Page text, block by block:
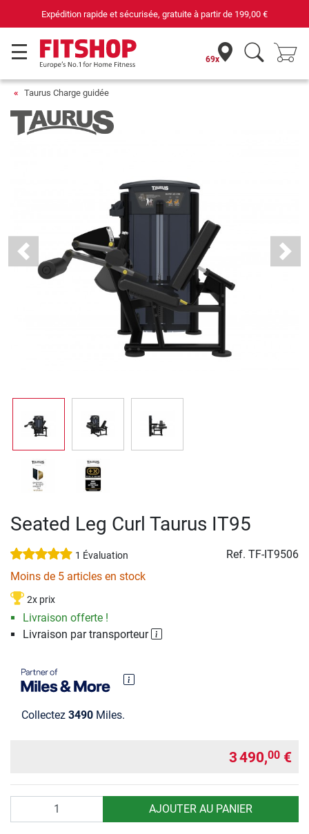
et sécurisée, gratuite à partir de199,00 €
69x
Taurus Charge guidée
Previous Next
Seated Leg Curl Taurus IT95
1 Évaluation Ref. TF-IT9506
Moins de 5 articles en stock
2x prix
Livraison offerte !
Livraison par transporteur
Collectez 3490 Miles.
3 490,00 €
AJOUTER AU PANIER